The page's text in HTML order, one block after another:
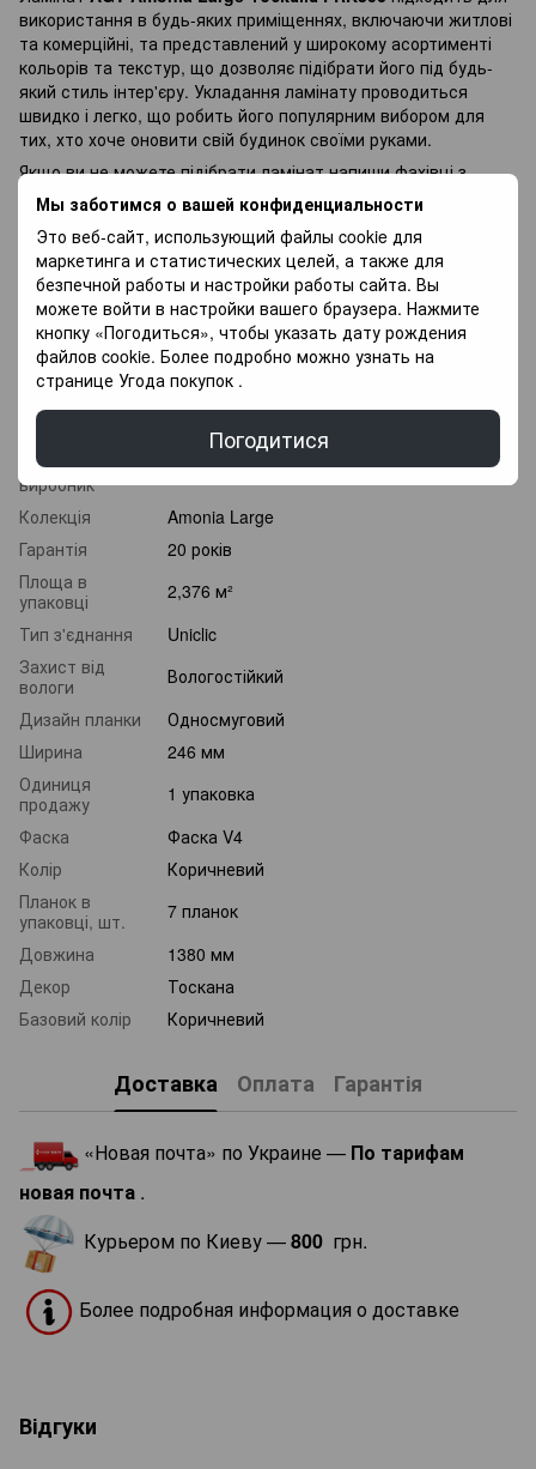
Мы заботимся о вашей конфиденциальности
Это веб-сайт, использующий файлы cookie для
маркетинга и статистических целей, а также для
безпечной работы и настройки работы сайта. Вы
можете войти в настройки вашего браузера. Нажмите
кнопку «Погодиться», чтобы указать дату рождения
файлов cookie. Более подробно можно узнать на
странице Угода покупок .
Погодитися
використання в будь-яких приміщеннях, включаючи житлові
та комерційні, та представлений у широкому асортименті
кольорів та текстур, що дозволяє підібрати його під будь-
який стиль інтер'єру. Укладання ламінату проводиться
швидко і легко, що робить його популярним вибором для
тих, хто хоче оновити свій будинок своїми руками.
Якщо ви не можете підібрати ламінат напиши фахівці з
радістю Вам допоможуть у Виборі, так само у Вас є
можливість Придбати покриття для підлоги в оплату
частинами, і оплачувати різними платежами протягом 3
місяців.
Характеристики
Клас
32 клас
Країна
виробник
Туреччина
Колекція
Amonia Large
Гарантія
20 років
Площа в
упаковці
2,376 м²
Тип з'єднання
Uniclic
Захист від
вологи
Вологостійкий
Дизайн планки
Односмуговий
Ширина
246 мм
Одиниця
продажу
1 упаковка
Фаска
Фаска V4
Колір
Коричневий
Планок в
упаковці, шт.
7 планок
Довжина
1380 мм
Декор
Тоскана
Базовий колір
Коричневий
Доставка Оплата Гарантія
«Новая почта» по Украине — По тарифам
новая почта .
Курьером по Киеву —800 грн.
Более подробная информация о доставке
Відгуки